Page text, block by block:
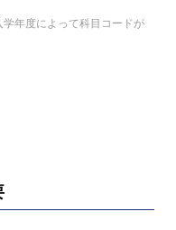
年度によって科目コードが